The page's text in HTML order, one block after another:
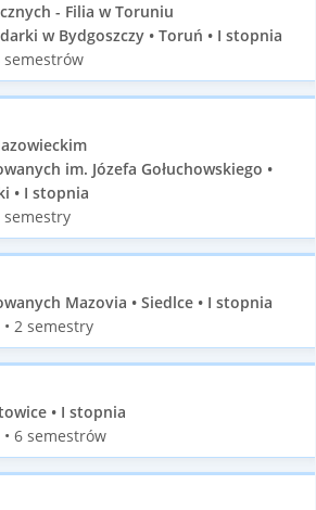
- Filia w Toruniu
w Bydgoszczy • Toruń • I stopnia
semestrów
im. Józefa Gołuchowskiego •
• I stopnia
semestry
Mazovia • Siedlce • I stopnia
2 semestry
• I stopnia
6 semestrów